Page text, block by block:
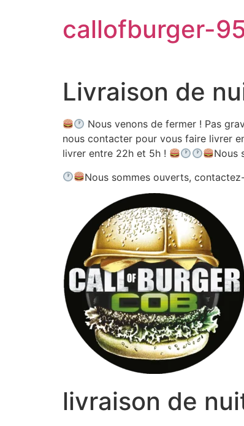
callofburger-
Livraison de
Nous venons de fermer ! Pas
nous contacter pour vous faire livrer
livrer entre 22h et 5h !
Nous
Nous sommes ouverts,
livraison de